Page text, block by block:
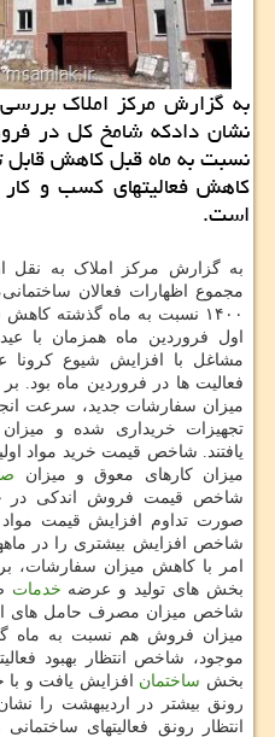
به گزارش مرکز املاک
نسبت به ماه قبل کاهش
کاهش فعالیتهای کسب و
است.
به گزارش مرکز املاک به نقل از
مجموع اظهارات فعالان
۱۴۰۰ نسبت به ماه گذشته
اول فروردین ماه همزمان با
مشاغل با افزایش شیوع
فعالیت ها در فروردین ماه بود.
میزان سفارشات جدید، سرعت
تجهیزات خریداری شده و
یافتند. شاخص قیمت خرید مواد
میزان کارهای معوق و میزان
شاخص قیمت فروش اندکی در
صورت تداوم افزایش قیمت مواد
شاخص افزایش بیشتری را در
امر با کاهش میزان سفارشات،
بخش های تولید و عرضه خدمات
شاخص میزان مصرف حامل های
میزان فروش هم نسبت به ماه
موجود، شاخص انتظار بهبود
بخش ساختمان
رونق بیشتر در اردیبهشت را
انتظار رونق فعالیتهای